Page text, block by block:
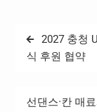
팀이 출전한다. 총
로 진행되며, 모든
글
탐
2027 충청
식 후원 협약
선댄스·칸 매